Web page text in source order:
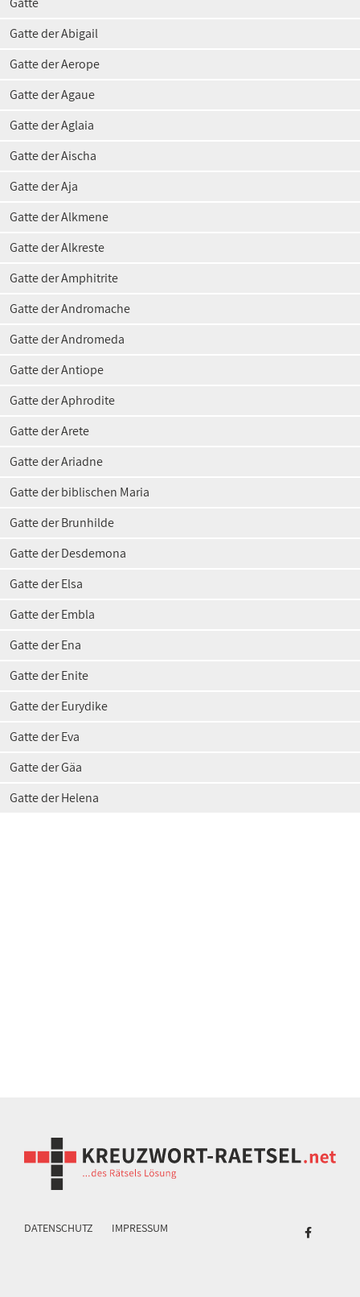
Gatte der Abigail
Gatte der Aerope
Gatte der Agaue
Gatte der Aglaia
Gatte der Aischa
Gatte der Aja
Gatte der Alkmene
Gatte der Alkreste
Gatte der Amphitrite
Gatte der Andromache
Gatte der Andromeda
Gatte der Antiope
Gatte der Aphrodite
Gatte der Arete
Gatte der Ariadne
Gatte der biblischen Maria
Gatte der Brunhilde
Gatte der Desdemona
Gatte der Elsa
Gatte der Embla
Gatte der Ena
Gatte der Enite
Gatte der Eurydike
Gatte der Eva
Gatte der Gäa
Gatte der Helena
DATENSCHUTZ IMPRESSUM